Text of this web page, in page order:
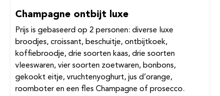
Champagne ontbijt luxe
Prijs is gebaseerd op 2 personen: diverse luxe
broodjes, croissant, beschuitje, ontbijtkoek,
koffiebroodje, drie soorten kaas, drie soorten
vleeswaren, vier soorten zoetwaren, bonbons,
gekookt eitje, vruchtenyoghurt, jus d’orange,
roomboter en een fles Champagne of prosecco.